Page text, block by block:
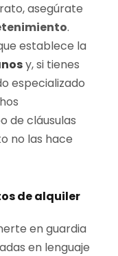
asegúrate
.
establece la
y, si tienes
especializado
de cláusulas
no las hace
de alquiler
en guardia
en lenguaje